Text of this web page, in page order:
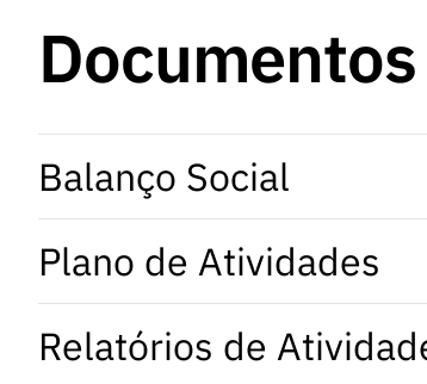
Balanço Social
Plano de Atividades
Relatórios de